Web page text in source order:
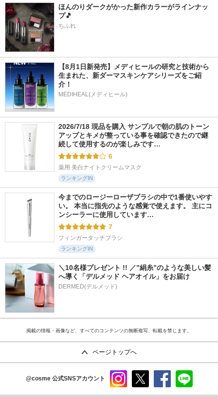
ほんのりダークがかった新作カラーがラインナッ
プ🎵
ちふれ
【8月1日新発売】メディヒールの研究と技術から
生まれた、新ダーマスキンケアシリーズをご紹
介！
MEDIHEAL(メディヒール)
2026/7/18 現品を購入 サンプルで朝の肌のトーン
アップとキメが整っている事を確認できたので継
続して使用するのが楽しみです…
6
薬用 美白ナイトクリームマスク
ランキングIN
今までのロージーローザブラシの中で1番使いやす
い。 本当に指先のような感覚で使えます。 主にコ
ンシーラーに使用しています…
7
フィンガータッチブラシ
ランキングIN
＼10名様プレゼント !! ／”絹糸”のような美しい髪
へ導く「デルメッド ヘアオイル」をお届け
DERMED(デルメッド)
掲載の情報・画像など、すべてのコンテンツの無断複写、転載を禁じます。
ページトップへ
@cosme 公式SNSアカウント